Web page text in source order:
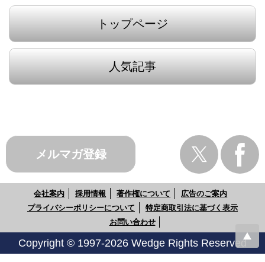
トップページ
人気記事
メルマガ登録
会社案内 採用情報 著作権について
広告のご案内
プライバシーポリシーについて
特定商取引法に基づく表示
お問い合わせ
Copyright © 1997-2026 Wedge Rights Reserved